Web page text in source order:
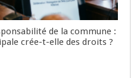
de la commune :
crée-t-elle des droits ?